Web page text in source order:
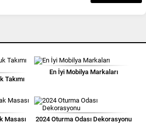
Takımı
En İyi Mobilya Markaları
Masası
2024 Oturma Odası Dekorasyonu